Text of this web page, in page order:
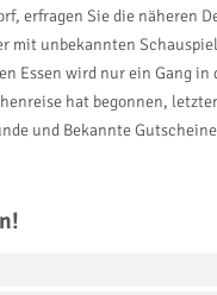
erfragen Sie die näheren
unbekannten
wird nur ein Gang
hat begonnen,
und Bekannte